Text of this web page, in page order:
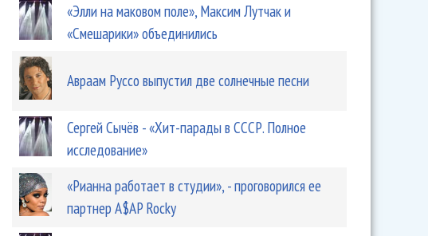
«Элли на маковом поле», Максим Лутчак и
«Смешарики» объединились
Авраам Руссо выпустил две солнечные песни
Сергей Сычёв - «Хит-парады в СССР. Полное
исследование»
«Рианна работает в студии», - проговорился ее
партнер A$AP Rocky